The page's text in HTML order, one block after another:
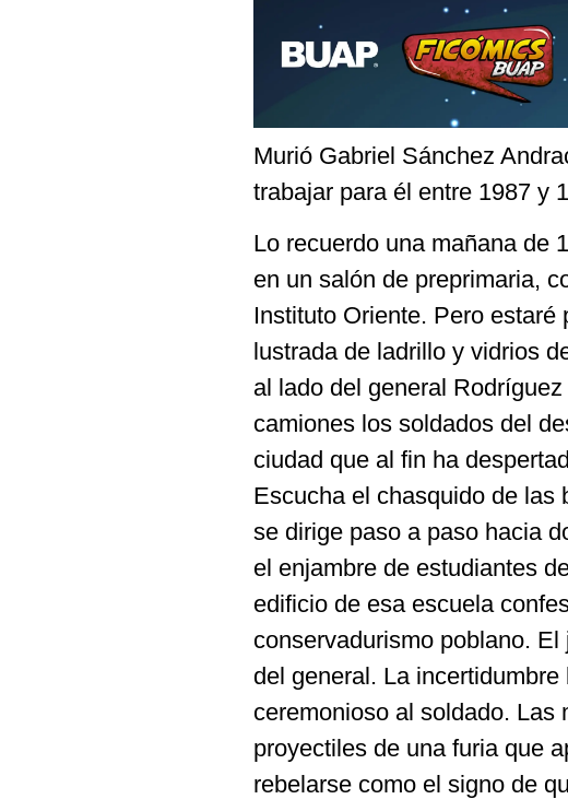
Murió Gabriel Sánchez
trabajar para él entre 1987 y
Lo recuerdo una mañana de
en un salón de preprimaria,
Instituto Oriente. Pero
lustrada de ladrillo y vidrios
al lado del general
camiones los soldados del
ciudad que al fin ha
Escucha el chasquido de las
se dirige paso a paso hacia
el enjambre de estudiantes
edificio de esa escuela
conservadurismo poblano.
del general. La
ceremonioso al soldado. Las
proyectiles de una furia que
rebelarse como el signo de